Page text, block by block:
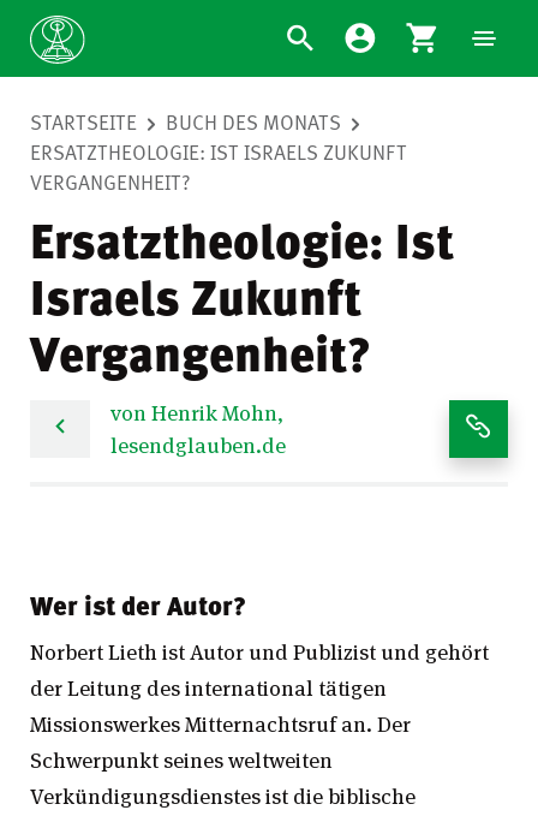
STARTSEITE
BUCH DES MONATS
ERSATZTHEOLOGIE: IST ISRAELS ZUKUNFT
VERGANGENHEIT?
Ersatztheologie: Ist
Israels Zukunft
Vergangenheit?
von Henrik Mohn,
lesendglauben.de
Wer ist der Autor?
Norbert Lieth ist Autor und Publizist und gehört
der Leitung des international tätigen
Missionswerkes Mitternachtsruf an. Der
Schwerpunkt seines weltweiten
Verkündigungsdienstes ist die biblische